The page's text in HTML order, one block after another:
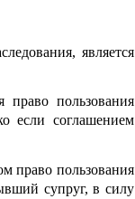
является
пользования
если соглашением
право пользования
супруг, в силу